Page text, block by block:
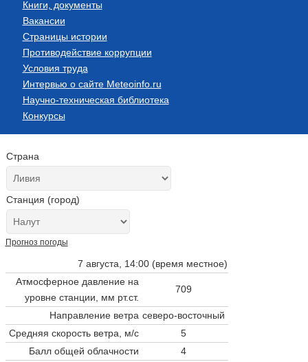
Книги, документы
Вакансии
Страницы истории
Противодействие коррупции
Условия труда
Интервью о сайте Meteoinfo.ru
Научно-техническая библиотека
Конкурсы
Страна
Станция (город)
Прогноз погоды
7 августа, 14:00 (время местное)
Атмосферное давление на
уровне станции, мм рт.ст.
709
Направление ветра северо-восточный
Средняя скорость ветра, м/с
5
Балл общей облачности
4